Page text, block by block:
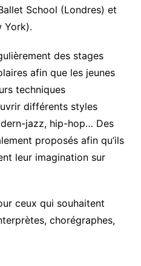
School (Londres) et
York).
des stages
afin que les jeunes
techniques
différents styles
jazz, hip-hop… Des
proposés afin qu’ils
leur imagination sur
ceux qui souhaitent
chorégraphes,